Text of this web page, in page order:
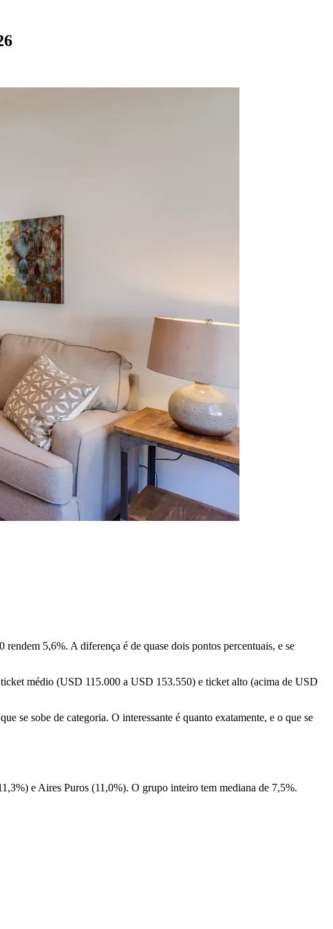
5,6%. A diferença é de quase dois pontos percentuais, e se
médio (USD 115.000 a USD 153.550) e ticket alto (acima de USD
se sobe de categoria. O interessante é quanto exatamente, e o que se
e Aires Puros (11,0%). O grupo inteiro tem mediana de 7,5%.